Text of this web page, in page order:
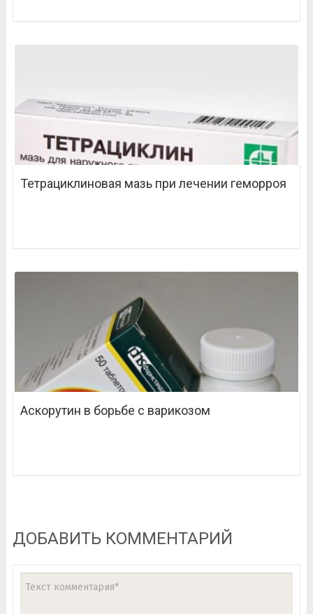
Тетрациклиновая мазь при лечении геморроя
Аскорутин в борьбе с варикозом
ДОБАВИТЬ КОММЕНТАРИЙ